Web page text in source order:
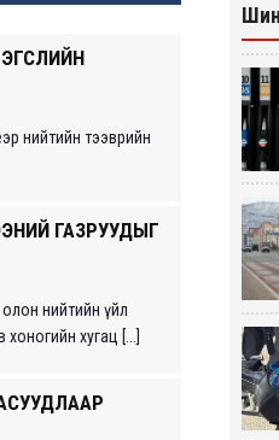
нийтийн тээврийн
ГАЗРУУДЫГ
нийтийн үйл
хугац [...]